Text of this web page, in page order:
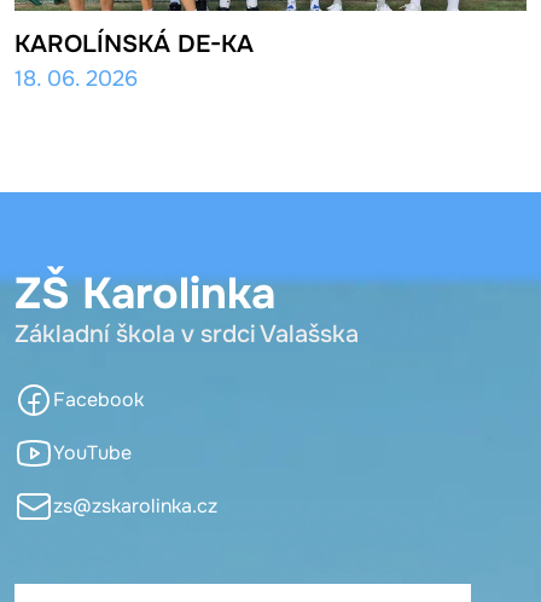
KAROLÍNSKÁ DE-KA
18. 06. 2026
ZŠ Karolinka
Základní škola v srdci Valašska
Facebook
YouTube
zs@zskarolinka.cz